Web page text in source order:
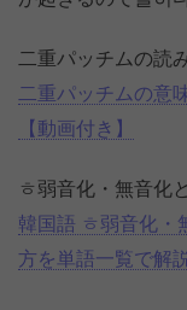
二重パッチムの読
二重パッチムの意
【動画付き】
ㅎ弱音化・無音化
韓国語 ㅎ弱音化・
方を単語一覧で解